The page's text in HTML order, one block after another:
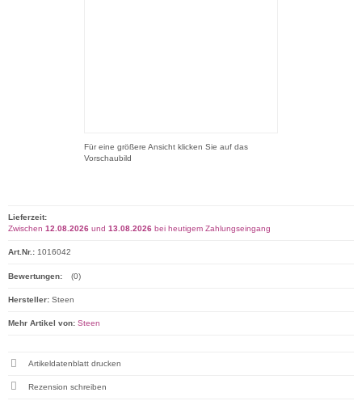
Für eine größere Ansicht klicken Sie auf das
Vorschaubild
Lieferzeit:
Zwischen 12.08.2026 und 13.08.2026 bei heutigem Zahlungseingang
Art.Nr.: 1016042
Bewertungen: (0)
Hersteller: Steen
Mehr Artikel von: Steen
Artikeldatenblatt drucken
Rezension schreiben